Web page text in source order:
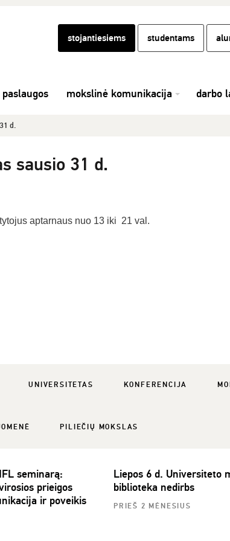
stojantiesiems studentams
paslaugos mokslinė komunikacija darbo
d.
sausio 31 d.
aptarnaus nuo 13 iki 21 val.
UNIVERSITETAS KONFERENCIJA
PILIEČIŲ MOKSLAS
seminarą:
prieigos
ir poveikis
Liepos 6 d. Universiteto
biblioteka nedirbs
PRIEŠ 2 MĖNESIUS